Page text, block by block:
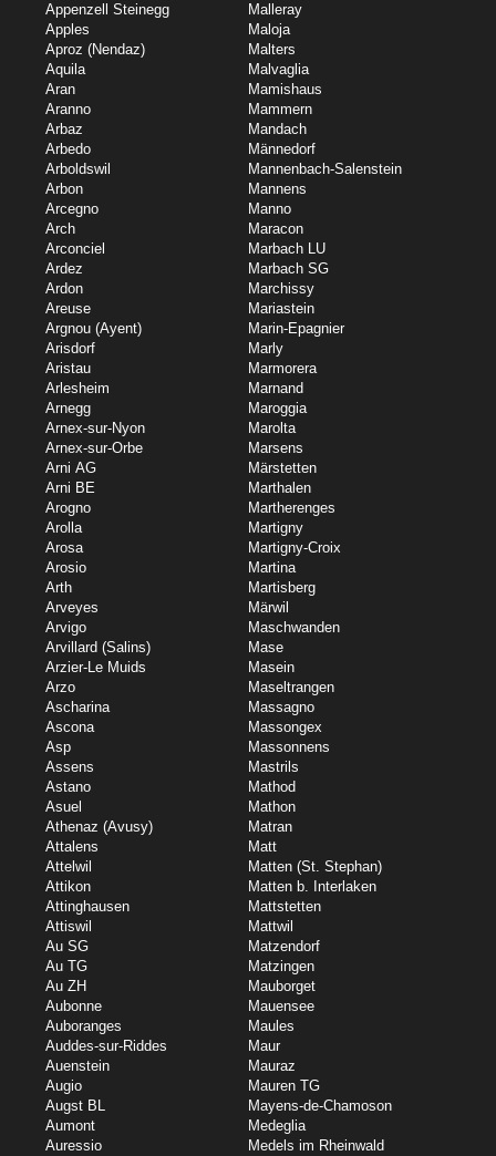
Appenzell Steinegg
Apples
Aproz (Nendaz)
Aquila
Aran
Aranno
Arbaz
Arbedo
Arboldswil
Arbon
Arcegno
Arch
Arconciel
Ardez
Ardon
Areuse
Argnou (Ayent)
Arisdorf
Aristau
Arlesheim
Arnegg
Arnex-sur-Nyon
Arnex-sur-Orbe
Arni AG
Arni BE
Arogno
Arolla
Arosa
Arosio
Arth
Arveyes
Arvigo
Arvillard (Salins)
Arzier-Le Muids
Arzo
Ascharina
Ascona
Asp
Assens
Astano
Asuel
Athenaz (Avusy)
Attalens
Attelwil
Attikon
Attinghausen
Attiswil
Au SG
Au TG
Au ZH
Aubonne
Auboranges
Auddes-sur-Riddes
Auenstein
Augio
Augst BL
Aumont
Auressio
Malleray
Maloja
Malters
Malvaglia
Mamishaus
Mammern
Mandach
Männedorf
Mannenbach-Salenstein
Mannens
Manno
Maracon
Marbach LU
Marbach SG
Marchissy
Mariastein
Marin-Epagnier
Marly
Marmorera
Marnand
Maroggia
Marolta
Marsens
Märstetten
Marthalen
Martherenges
Martigny
Martigny-Croix
Martina
Martisberg
Märwil
Maschwanden
Mase
Masein
Maseltrangen
Massagno
Massongex
Massonnens
Mastrils
Mathod
Mathon
Matran
Matt
Matten (St. Stephan)
Matten b. Interlaken
Mattstetten
Mattwil
Matzendorf
Matzingen
Mauborget
Mauensee
Maules
Maur
Mauraz
Mauren TG
Mayens-de-Chamoson
Medeglia
Medels im Rheinwald